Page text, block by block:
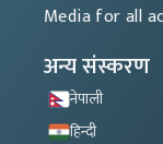
Media for all
अन्य संस्करण
नेपाली
हिन्दी